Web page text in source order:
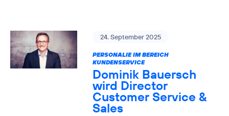
24. September 2025
PERSONALIE IM BEREICH
KUNDENSERVICE
Dominik Bauersch
wird Director
Customer Service &
Sales